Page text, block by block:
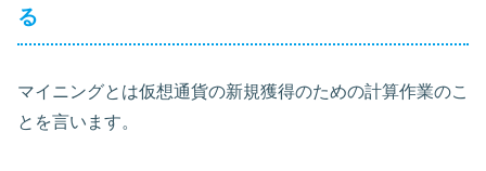
る
マイニングとは仮想通貨の新規獲得のための計算作業のこ
とを言います。